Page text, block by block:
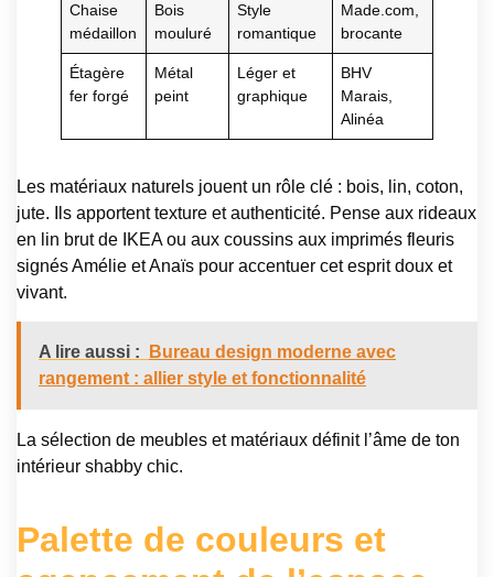
Chaise
médaillon
Bois
mouluré
Style
romantique
Made.com,
brocante
Étagère
fer forgé
Métal
peint
Léger et
graphique
BHV
Marais,
Alinéa
Les matériaux naturels jouent un rôle clé : bois, lin, coton,
jute. Ils apportent texture et authenticité. Pense aux rideaux
en lin brut de IKEA ou aux coussins aux imprimés fleuris
signés Amélie et Anaïs pour accentuer cet esprit doux et
vivant.
A lire aussi :
Bureau design moderne avec
rangement : allier style et fonctionnalité
La sélection de meubles et matériaux définit l’âme de ton
intérieur shabby chic.
Palette de couleurs et